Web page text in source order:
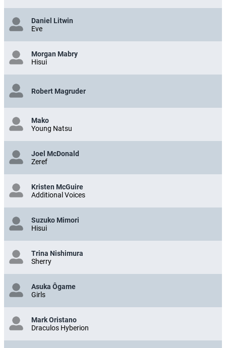
Daniel Litwin
Eve
Morgan Mabry
Hisui
Robert Magruder
Mako
Young Natsu
Joel McDonald
Zeref
Kristen McGuire
Additional Voices
Suzuko Mimori
Hisui
Trina Nishimura
Sherry
Asuka Ôgame
Girls
Mark Oristano
Draculos Hyberion